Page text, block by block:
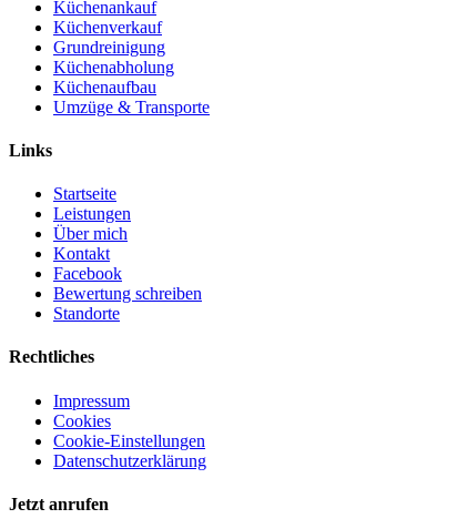
Küchenankauf
Küchenverkauf
Grundreinigung
Küchenabholung
Küchenaufbau
Umzüge & Transporte
Links
Startseite
Leistungen
Über mich
Kontakt
Facebook
Bewertung schreiben
Standorte
Rechtliches
Impressum
Cookies
Cookie-Einstellungen
Datenschutzerklärung
Jetzt anrufen